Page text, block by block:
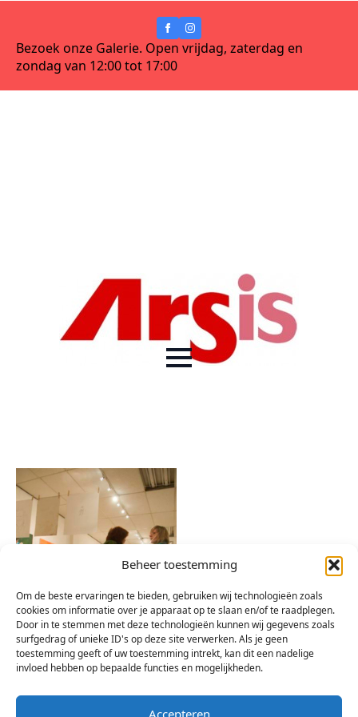
Beheer toestemming
Om de beste ervaringen te bieden, gebruiken wij technologieën zoals
cookies om informatie over je apparaat op te slaan en/of te raadplegen.
Door in te stemmen met deze technologieën kunnen wij gegevens zoals
surfgedrag of unieke ID's op deze site verwerken. Als je geen
toestemming geeft of uw toestemming intrekt, kan dit een nadelige
invloed hebben op bepaalde functies en mogelijkheden.
Accepteren
Bezoek onze Galerie. Open vrijdag, zaterdag en
zondag van 12:00 tot 17:00